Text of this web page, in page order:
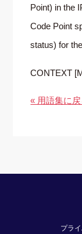
Point) in the
Code Point
status) for
CONTEXT
« 用語集に戻
プラ